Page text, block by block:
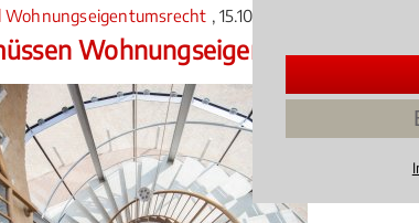
Wohnungseigentumsrecht , 15.10.2015
Wohnungseigentümer
rund